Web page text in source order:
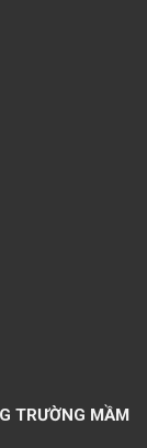
TRƯỜNG MẦM